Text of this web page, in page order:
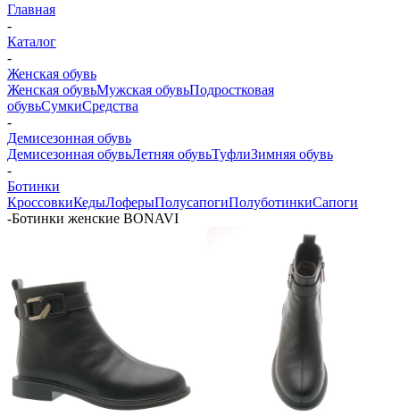
Главная
-
Каталог
-
Женская обувь
Женская обувьМужская обувьПодростковая
обувьСумкиСредства
-
Демисезонная обувь
Демисезонная обувьЛетняя обувьТуфлиЗимняя обувь
-
Ботинки
КроссовкиКедыЛоферыПолусапогиПолуботинкиСапоги
-Ботинки женские BONAVI